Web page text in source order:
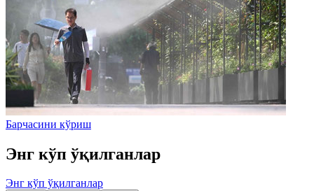
Барчасини кўриш
Энг кўп ўқилганлар
Энг кўп ўқилганлар